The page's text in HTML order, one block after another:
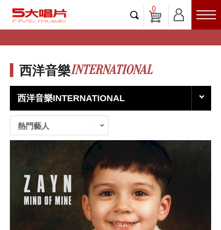
0
西洋音樂INTERNATIONAL
西洋音樂INTERNATIONAL
熱門藝人